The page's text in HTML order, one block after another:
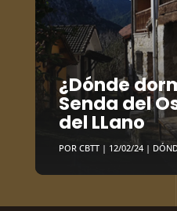
¿Dónde
Senda del
del LLano
POR CBTT| 12/02/24|